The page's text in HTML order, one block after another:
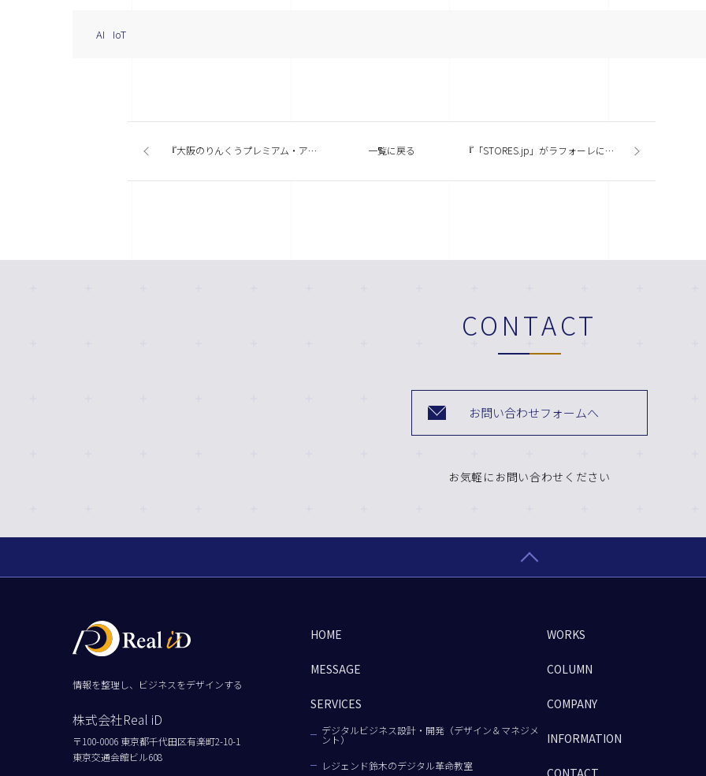
AI IoT
『大阪のりんくうプレミアム・アウトレットが来夏増床 グランピング施設が誕生』今週の商業施設ニューストピックスまとめ（2019.8.05発行） 一覧に戻る 『「STORES.jp」がラフォーレにお店を作ったワケ』今週の商業施設ニューストピックスまとめ（2019.5.16発行）
CONTACT
お問い合わせフォームへ
お気軽にお問い合わせください
情報を整理し、ビジネスをデザインする
株式会社Real iD
〒100-0006 東京都千代田区有楽町2-10-1
東京交通会館ビル608
HOME
MESSAGE
SERVICES
デジタルビジネス設計・開発（デザイン＆マネジメ
ント）
レジェンド鈴木のデジタル革命教室
WORKS
COLUMN
COMPANY
INFORMATION
CONTACT